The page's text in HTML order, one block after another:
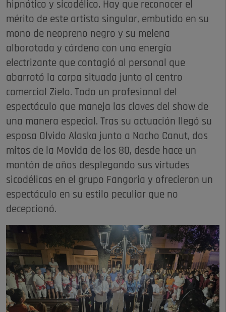
hipnótico y sicodélico. Hay que reconocer el
mérito de este artista singular, embutido en su
mono de neopreno negro y su melena
alborotada y cárdena con una energía
electrizante que contagió al personal que
abarrotó la carpa situada junto al centro
comercial Zielo. Todo un profesional del
espectáculo que maneja las claves del show de
una manera especial. Tras su actuación llegó su
esposa Olvido Alaska junto a Nacho Canut, dos
mitos de la Movida de los 80, desde hace un
montón de años desplegando sus virtudes
sicodélicas en el grupo Fangoria y ofrecieron un
espectáculo en su estilo peculiar que no
decepcionó.